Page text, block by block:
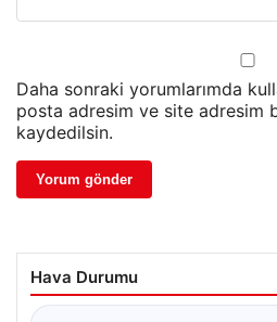
Daha sonraki yorumlarımda
posta adresim ve site adresim
kaydedilsin.
Hava Durumu